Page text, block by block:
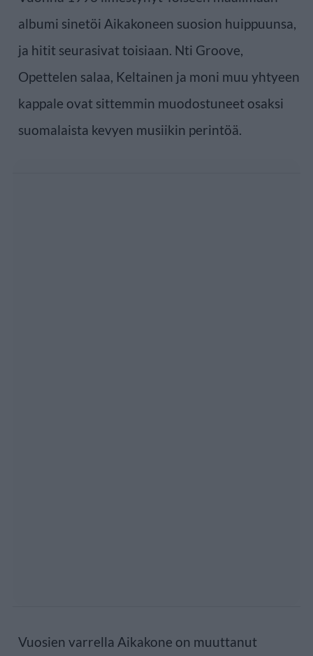
albumi sinetöi Aikakoneen suosion huippuunsa,
ja hitit seurasivat toisiaan. Nti Groove,
Opettelen salaa, Keltainen ja moni muu yhtyeen
kappale ovat sittemmin muodostuneet osaksi
suomalaista kevyen musiikin perintöä.
Vuosien varrella Aikakone on muuttanut